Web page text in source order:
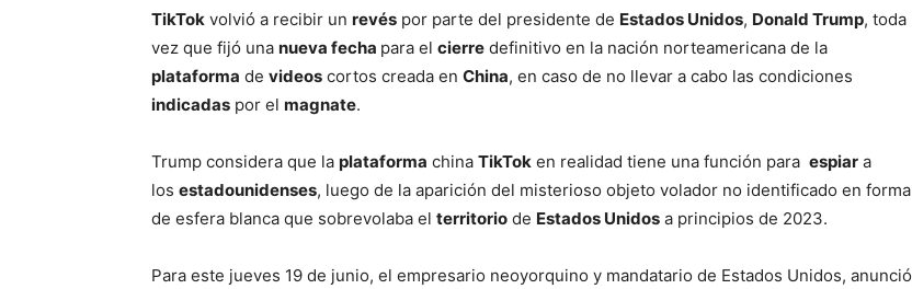
TikTok volvió a recibir un revés por parte del presidente de Estados Unidos, Donald Trump, toda
vez que fijó una nueva fecha para el cierre definitivo en la nación norteamericana de la
plataforma de videos cortos creada en China, en caso de no llevar a cabo las condiciones
indicadas por el magnate.
Trump considera que la plataforma china TikTok en realidad tiene una función para espiar a
los estadounidenses, luego de la aparición del misterioso objeto volador no identificado en forma
de esfera blanca que sobrevolaba el territorio de Estados Unidos a principios de 2023.
Para este jueves 19 de junio, el empresario neoyorquino y mandatario de Estados Unidos, anunció